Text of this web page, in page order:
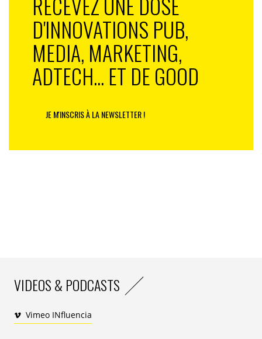
D'INNOVATIONS PUB,
MEDIA, MARKETING,
ADTECH... ET DE GOOD
JE M'INSCRIS À LA NEWSLETTER !
VIDEOS & PODCASTS
Vimeo INfluencia